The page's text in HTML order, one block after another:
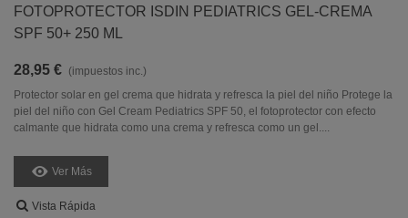
FOTOPROTECTOR ISDIN PEDIATRICS GEL-CREMA
SPF 50+ 250 ML
28,95 € (impuestos inc.)
Protector solar en gel crema que hidrata y refresca la piel del niño Protege la
piel del niño con Gel Cream Pediatrics SPF 50, el fotoprotector con efecto
calmante que hidrata como una crema y refresca como un gel....
Ver Más
Vista Rápida